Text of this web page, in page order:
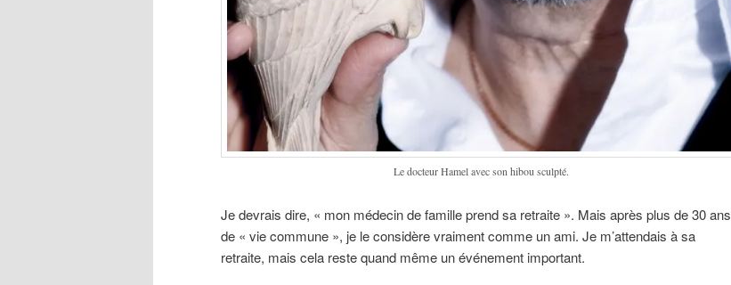
Le docteur Hamel avec son hibou sculpté.
Je devrais dire, « mon médecin de famille prend sa retraite ». Mais après plus de 30 ans
de « vie commune », je le considère vraiment comme un ami. Je m’attendais à sa
retraite, mais cela reste quand même un événement important.